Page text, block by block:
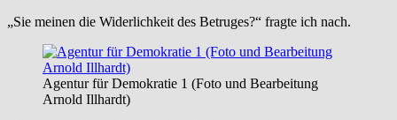
„Sie meinen die Widerlichkeit des Betruges?“ fragte ich nach.
Agentur für Demokratie 1 (Foto und Bearbeitung
Arnold Illhardt)